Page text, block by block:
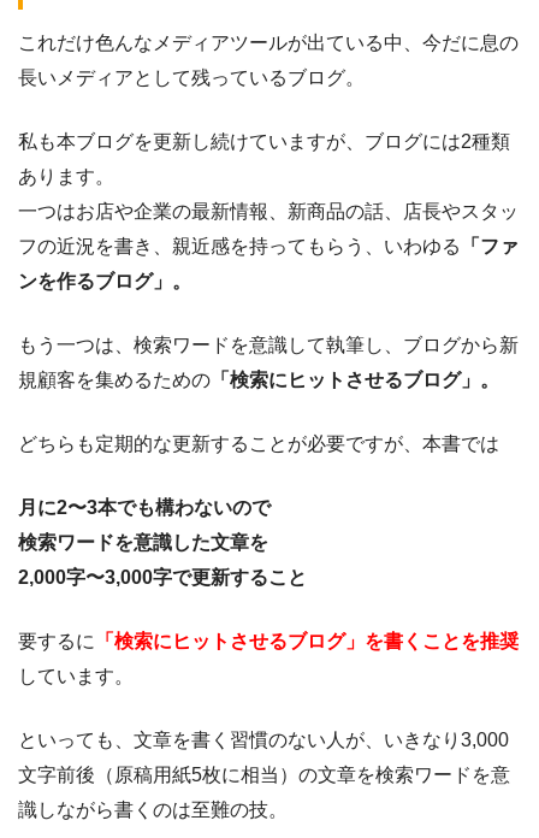
これだけ色んなメディアツールが出ている中、今だに息の
長いメディアとして残っているブログ。
私も本ブログを更新し続けていますが、ブログには2種類
あります。
一つはお店や企業の最新情報、新商品の話、店長やスタッ
フの近況を書き、親近感を持ってもらう、いわゆる
「ファ
ンを作るブログ」。
もう一つは、検索ワードを意識して執筆し、ブログから新
規顧客を集めるための 「検索にヒットさせるブログ」。
どちらも定期的な更新することが必要ですが、本書では
月に2〜3本でも構わないので
検索ワードを意識した文章を
2,000字〜3,000字で更新すること
要するに
「検索にヒットさせるブログ」を書くことを推奨
しています。
といっても、文章を書く習慣のない人が、いきなり3,000
文字前後（原稿用紙5枚に相当）の文章を検索ワードを意
識しながら書くのは至難の技。